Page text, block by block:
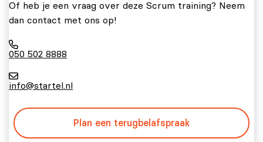
Of heb je een vraag over deze Scrum training? Neem
dan contact met ons op!
050 502 8888
info@startel.nl
Plan een terugbelafspraak